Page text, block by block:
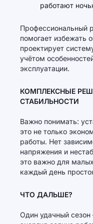
работают
Профессиональный
помогает избежать
проектирует
учётом
эксплуатации.
КОМПЛЕКСНЫЕ
СТАБИЛЬНОСТИ
Важно понимать:
это не только
работы. Нет
напряжения и
это важно для
каждый день
ЧТО ДАЛЬШЕ?
Один удачный сезон